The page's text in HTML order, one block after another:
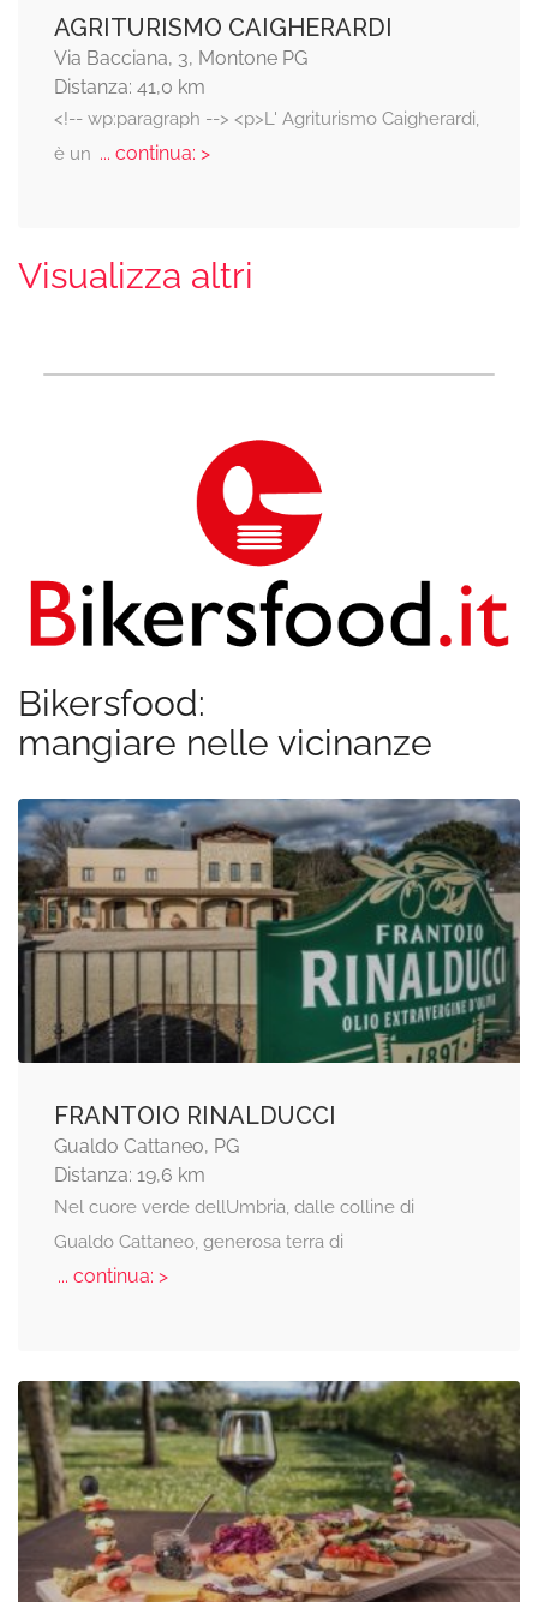
AGRITURISMO CAIGHERARDI
Via Bacciana, 3, Montone PG
Distanza: 41,0 km
<!-- wp:paragraph --> <p>L' Agriturismo Caigherardi,
è un ... continua: >
Visualizza altri
Bikersfood:
mangiare nelle vicinanze
FRANTOIO RINALDUCCI
Gualdo Cattaneo, PG
Distanza: 19,6 km
Nel cuore verde dellUmbria, dalle colline di
Gualdo Cattaneo, generosa terra di
... continua: >